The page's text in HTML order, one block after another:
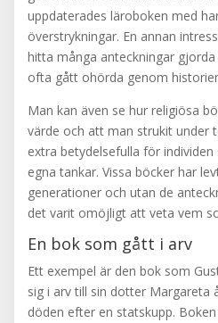
uppdaterades läroboken med
överstrykningar. En annan
hitta många anteckningar
ofta gått ohörda genom
Man kan även se hur religiösa
värde och att man strukit under
extra betydelsefulla för
egna tankar. Vissa böcker har
generationer och utan de
det varit omöjligt att veta vem
En bok som gått i arv
Ett exempel är den bok som
sig i arv till sin dotter Margareta
döden efter en statskupp.